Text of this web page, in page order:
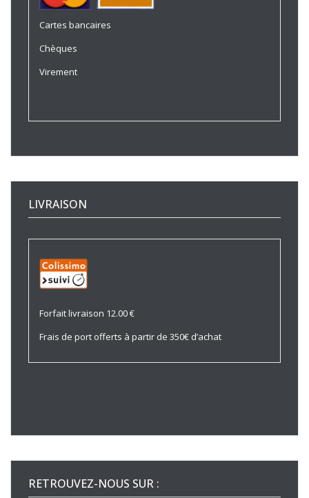
Cartes bancaires
Chèques
Virement
LIVRAISON
Forfait livraison 12.00 €
Frais de port offerts à partir de 350€ d’achat
RETROUVEZ-NOUS SUR :